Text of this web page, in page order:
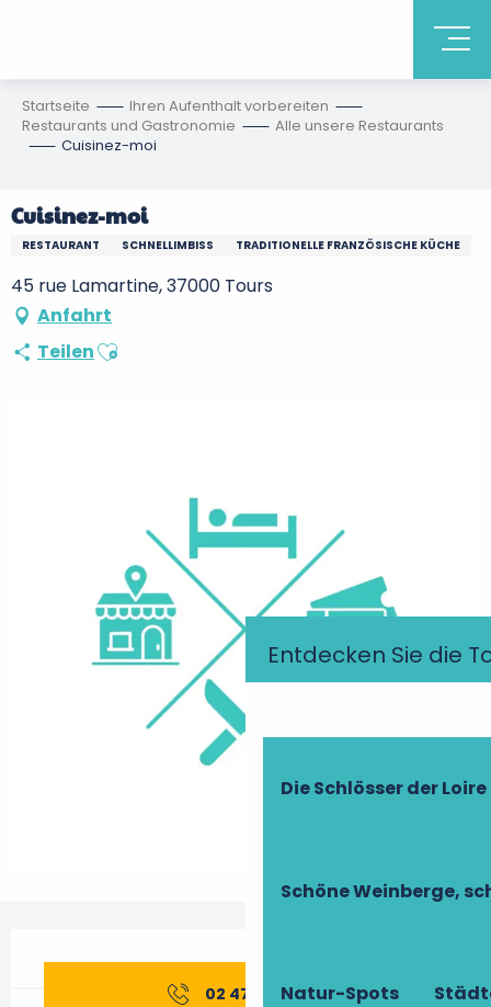
Entdecken Sie die
Die Schlösser der Loire
Schöne Weinberge,
Natur-Spots
Startseite
Ihren Aufenthalt vorbereiten
Restaurants und Gastronomie
Alle unsere Restaurants
Cuisinez-moi
Cuisinez-moi
RESTAURANT SCHNELLIMBISS TRADITIONELLE FRANZÖSISCHE KÜCHE
45 rue Lamartine, 37000 Tours
Anfahrt
TeilenAjouter aux favoris
02 47 74 75▒▒